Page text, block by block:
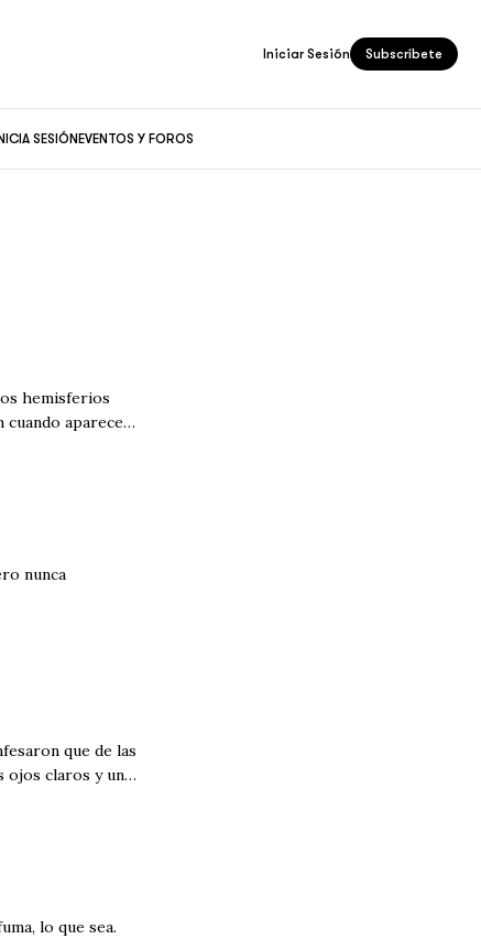
SESIÓNEVENTOS Y FOROS
Iniciar Sesión Subscríbete
hemisferios
aparecen
nunca
que de las
ojos claros y un
lo que sea.